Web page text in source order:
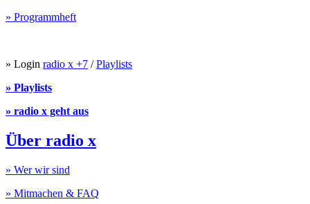
» Programmheft
» Login radio x +7 /Playlists
» Playlists
» radio x geht aus
Über radio x
» Wer wir sind
» Mitmachen & FAQ